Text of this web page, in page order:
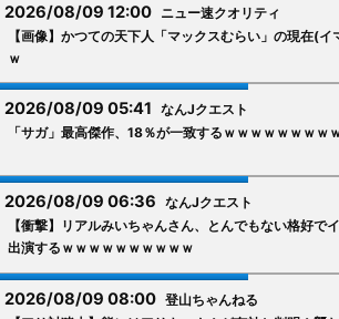
2026/08/09 12:00ニュー速クオリティ
【画像】かつての天下人「マックスむらい」の現在(イ
ｗ
2026/08/09 05:41なんJクエスト
「サガ」最高傑作、18％が一致するｗｗｗｗｗｗｗｗ
2026/08/09 06:36なんJクエスト
【衝撃】リアルみいちゃんさん、とんでもない格好で
出演するｗｗｗｗｗｗｗｗｗｗ
2026/08/09 08:00登山ちゃんねる